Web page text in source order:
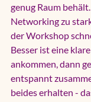
genug Raum
Networking zu
der Workshop
Besser ist eine
ankommen, dann
entspannt
beides erhalten -